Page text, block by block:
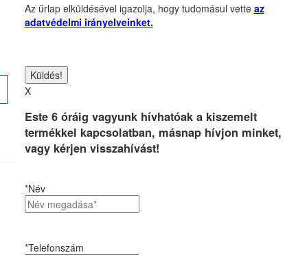
Az űrlap elküldésével igazolja, hogy tudomásul vette az
adatvédelmi irányelveinket.
X
Este 6 óráig vagyunk hívhatóak a kiszemelt
termékkel kapcsolatban, másnap hívjon minket,
vagy kérjen visszahívást!
*Név
*Telefonszám